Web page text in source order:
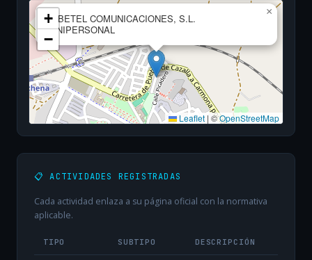
LIBETEL COMUNICACIONES, S.L.
UNIPERSONAL
×
+
−
Leaflet | ©OpenStreetMap
📋 ACTIVIDADES REGISTRADAS
Cada actividad enlaza a su página oficial con la normativa
aplicable.
TIPO SUBTIPO DESCRIPCIÓN